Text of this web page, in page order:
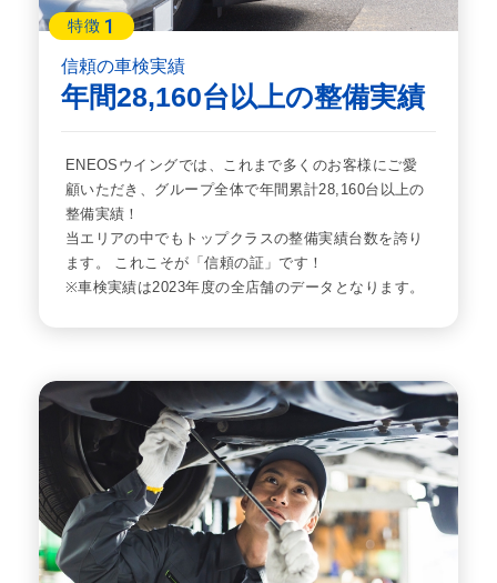
特徴 1
信頼の車検実績
年間28,160台以上の整備実績
ENEOSウイングでは、これまで多くのお客様にご愛
顧いただき、グループ全体で年間累計28,160台以上の
整備実績！
当エリアの中でもトップクラスの整備実績台数を誇り
ます。 これこそが「信頼の証」です！
※車検実績は2023年度の全店舗のデータとなります。